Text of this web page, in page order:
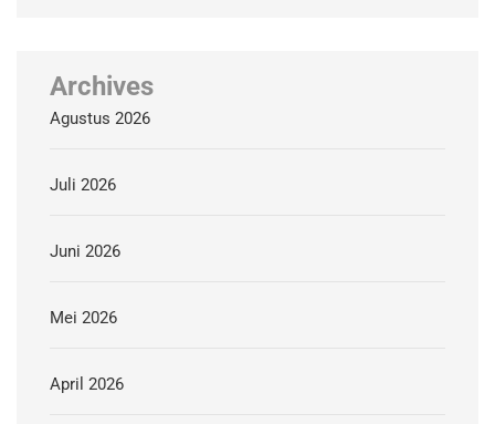
Archives
Agustus 2026
Juli 2026
Juni 2026
Mei 2026
April 2026